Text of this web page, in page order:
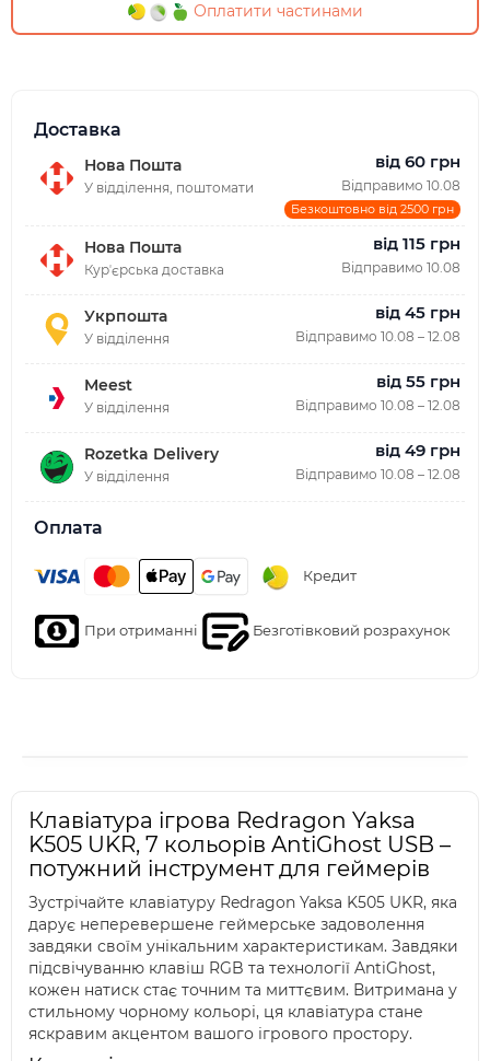
Оплатити частинами
Доставка
Нова Пошта
У відділення, поштомати
від 60 грн
Відправимо 10.08
Безкоштовно від 2500 грн
Нова Пошта
Курʼєрська доставка
від 115 грн
Відправимо 10.08
Укрпошта
У відділення
від 45 грн
Відправимо 10.08 – 12.08
Meest
У відділення
від 55 грн
Відправимо 10.08 – 12.08
Rozetka Delivery
У відділення
від 49 грн
Відправимо 10.08 – 12.08
Оплата
Кредит
При отриманні Безготівковий розрахунок
Клавіатура ігрова Redragon Yaksa
K505 UKR, 7 кольорів AntiGhost USB –
потужний інструмент для геймерів
Зустрічайте клавіатуру Redragon Yaksa K505 UKR, яка
дарує неперевершене геймерське задоволення
завдяки своїм унікальним характеристикам. Завдяки
підсвічуванню клавіш RGB та технології AntiGhost,
кожен натиск стає точним та миттєвим. Витримана у
стильному чорному кольорі, ця клавіатура стане
яскравим акцентом вашого ігрового простору.